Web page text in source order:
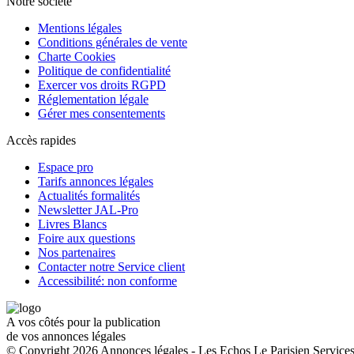
Mentions légales
Conditions générales de vente
Charte Cookies
Politique de confidentialité
Exercer vos droits RGPD
Réglementation légale
Gérer mes consentements
Accès rapides
Espace pro
Tarifs annonces légales
Actualités formalités
Newsletter JAL-Pro
Livres Blancs
Foire aux questions
Nos partenaires
Contacter notre Service client
Accessibilité: non conforme
A vos côtés pour la publication
de vos annonces légales
© Copyright 2026 Annonces légales - Les Echos Le Parisien